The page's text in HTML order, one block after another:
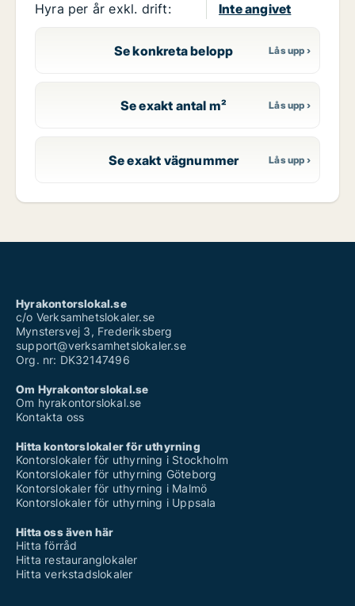
Hyra per år exkl. drift:
Inte angivet
Se konkreta belopp
Se exakt antal m²
Se exakt vägnummer
Hyrakontorslokal.se
c/o Verksamhetslokaler.se
Mynstersvej 3, Frederiksberg
support@verksamhetslokaler.se
Org. nr: DK32147496
Om Hyrakontorslokal.se
Om hyrakontorslokal.se
Kontakta oss
Hitta kontorslokaler för uthyrning
Kontorslokaler för uthyrning i Stockholm
Kontorslokaler för uthyrning Göteborg
Kontorslokaler för uthyrning i Malmö
Kontorslokaler för uthyrning i Uppsala
Hitta oss även här
Hitta förråd
Hitta restauranglokaler
Hitta verkstadslokaler